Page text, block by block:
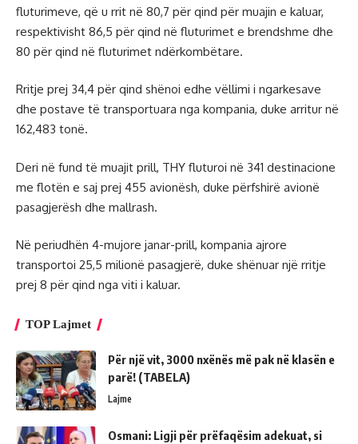
fluturimeve, që u rrit në 80,7 për qind për muajin e kaluar,
respektivisht 86,5 për qind në fluturimet e brendshme dhe
80 për qind në fluturimet ndërkombëtare.
Rritje prej 34,4 për qind shënoi edhe vëllimi i ngarkesave
dhe postave të transportuara nga kompania, duke arritur në
162,483 tonë.
Deri në fund të muajit prill, THY fluturoi në 341 destinacione
me flotën e saj prej 455 avionësh, duke përfshirë avionë
pasagjerësh dhe mallrash.
Në periudhën 4-mujore janar-prill, kompania ajrore
transportoi 25,5 milionë pasagjerë, duke shënuar një rritje
prej 8 për qind nga viti i kaluar.
TOP Lajmet
Për një vit, 3000 nxënës më pak në klasën e
parë! (TABELA)
Lajme
Osmani: Ligji për prëfaqësim adekuat, si